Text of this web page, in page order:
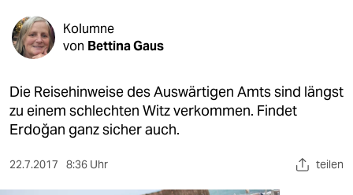
kultur
berlin
Kolumne
von Bettina Gaus
Die Reisehinweise des Auswärtigen Amts sind längst
zu einem schlechten Witz verkommen. Findet
Erdoğan ganz sicher auch.
22.7.2017 8:36 Uhr teilen